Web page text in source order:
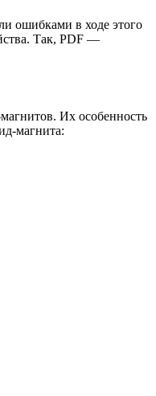
ошибками в ходе этого
Так, PDF —
Их особенность
магнита: